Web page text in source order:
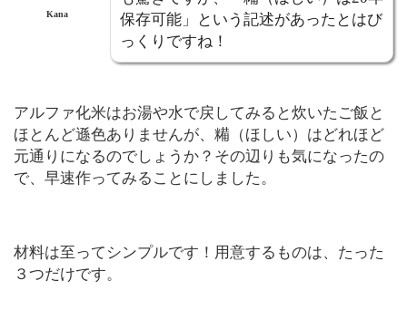
Kana
保存可能」という記述があったとはび
っくりですね！
アルファ化米はお湯や水で戻してみると炊いたご飯と
ほとんど遜色ありませんが、糒（ほしい）はどれほど
元通りになるのでしょうか？その辺りも気になったの
で、早速作ってみることにしました。
材料は至ってシンプルです！用意するものは、たった
３つだけです。